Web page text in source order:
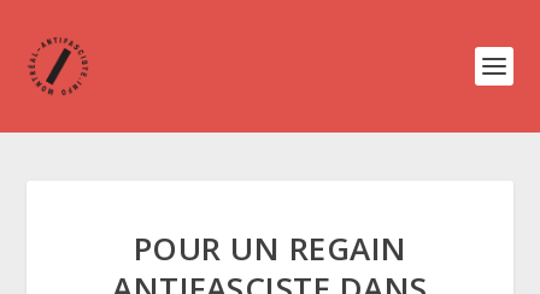
POUR UN REGAIN